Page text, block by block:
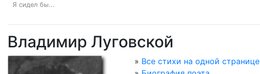
Я сидел бы...
Владимир Луговской
» Все стихи на одной странице